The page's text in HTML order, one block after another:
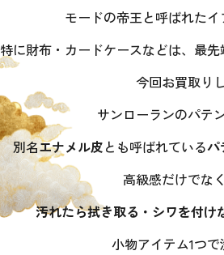
モードの帝王と呼ばれた
特に財布・カードケースなどは、最
今回お買取り
サンローランのパテ
別名エナメル皮とも呼ばれているパ
高級感だけでな
汚れたら拭き取る・シワを付け
小物アイテム1つ